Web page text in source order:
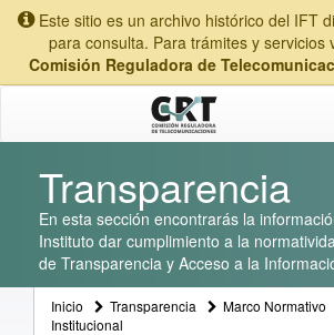
Este sitio es un archivo histórico del IFT
para consulta. Para trámites y servicios
Comisión Reguladora de
Transparencia
En esta sección encontrarás la
Instituto dar cumplimiento a la
de Transparencia y Acceso a la
Inicio Transparencia Marco Normativo
Institucional